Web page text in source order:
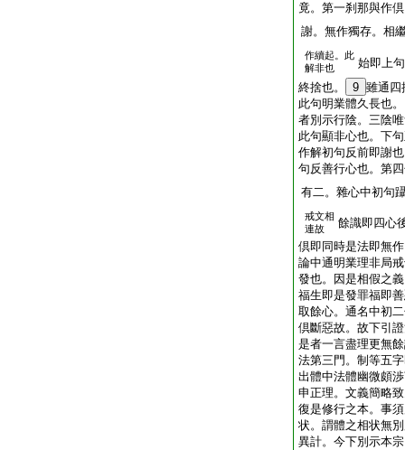
竟。第一刹那與作
謝。無作獨存。相
作續起。此
解非也
始即上
終捨也。
9 雖通四
此句明業體久長也
者別示行陰。三陰
此句顯非心也。下
作解初句反前即謝
句反善行心也。第
有二。雜心中初句
戒文相
連故
餘識即四心
倶即同時是法即無
論中通明業理非局
發也。因是相假之
福生即是發罪福即
取餘心。通名中初
倶斷惡故。故下引
是者一言盡理更無
法第三門。制等五
出體中法體幽微頗
申正理。文義簡略
復是修行之本。事
状。謂體之相状無
異計。今下別示本